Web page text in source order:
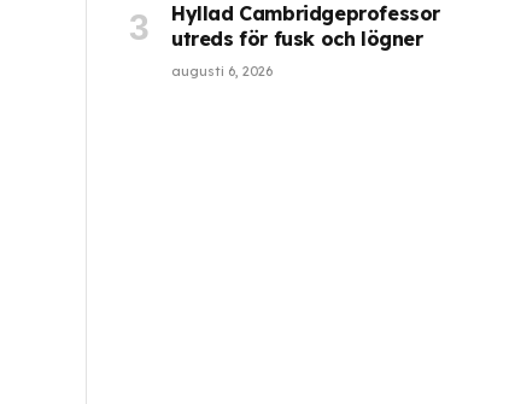
Hyllad Cambridgeprofessor
utreds för fusk och lögner
augusti 6, 2026